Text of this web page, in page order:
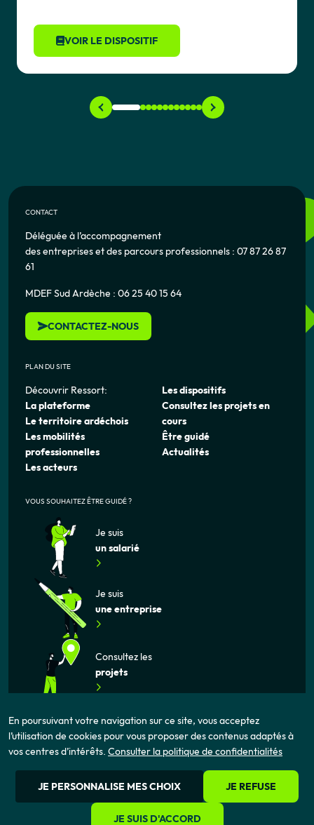
VOIR LE DISPOSITIF
En poursuivant votre navigation sur ce site, vous acceptez
l’utilisation de cookies pour vous proposer des contenus adaptés à
vos centres d’intérêts. Consulter la politique de confidentialités
JE PERSONNALISE MES CHOIX JE REFUSE
JE SUIS D'ACCORD
CONTACT
Déléguée à l’accompagnement
des entreprises et des parcours professionnels : 07 87 26 87
61
MDEF Sud Ardèche : 06 25 40 15 64
CONTACTEZ-NOUS
PLAN DU SITE
Découvrir Ressort:
La plateforme
Le territoire ardéchois
Les mobilités
professionnelles
Les acteurs
Les dispositifs
Consultez les projets en
cours
Être guidé
Actualités
VOUS SOUHAITEZ ÊTRE GUIDÉ ?
Je suis
un salarié
Je suis
une entreprise
Consultez les
projets